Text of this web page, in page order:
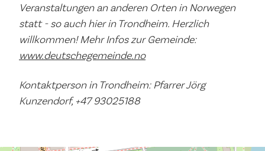
Veranstaltungen an anderen Orten in Norwegen
statt - so auch hier in Trondheim. Herzlich
willkommen! Mehr Infos zur Gemeinde:
www.deutschegemeinde.no
Kontaktperson in Trondheim: Pfarrer Jörg
Kunzendorf, +47 93025188